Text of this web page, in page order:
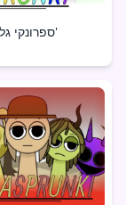
ספרונקי גליץ'